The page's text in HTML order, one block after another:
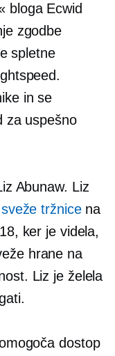
bloga Ecwid
zgodbe
spletne
in se
za uspešno
Abunaw. Liz
tržnicena
ker je videla,
hrane na
Liz je želela
dostop